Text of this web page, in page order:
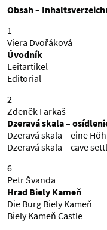
Obsah –
1
Viera Dvořáková
Úvodník
Leitartikel
Editorial
2
Zdeněk Farkaš
Dzeravá skala –
Dzeravá skala – eine
Dzeravá skala – cave
6
Petr Švanda
Hrad Biely Kameň
Die Burg Biely Kameň
Biely Kameň Castle